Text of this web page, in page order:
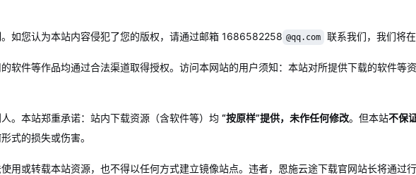
。如您认为本站内容侵犯了您的版权，请通过邮箱 1686582258 @qq.com 联系我们，我们将
软件等作品均通过合法渠道取得授权。访问本网站的用户须知：本站对所提供下载的软件等
。本站郑重承诺：站内下载资源（含软件等）均 “按原样”提供，未作任何修改。但本站不保
式的损失或伤害。
或转载本站资源，也不得以任何方式建立镜像站点。违者， 恩施云途下载官网站长将通过